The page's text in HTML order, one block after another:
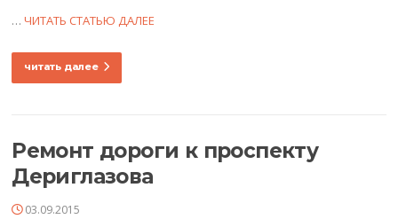
…ЧИТАТЬ СТАТЬЮ ДАЛЕЕ
читать далее
Ремонт дороги к проспекту
Дериглазова
03.09.2015